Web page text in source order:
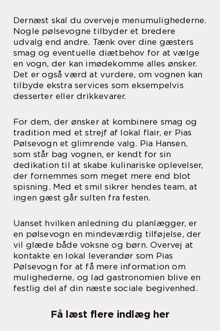
Dernæst skal du overveje menumulighederne.
Nogle pølsevogne tilbyder et bredere
udvalg end andre. Tænk over dine gæsters
smag og eventuelle diætbehov for at vælge
en vogn, der kan imødekomme alles ønsker.
Det er også værd at vurdere, om vognen kan
tilbyde ekstra services som eksempelvis
desserter eller drikkevarer.
For dem, der ønsker at kombinere smag og
tradition med et strejf af lokal flair, er Pias
Pølsevogn et glimrende valg. Pia Hansen,
som står bag vognen, er kendt for sin
dedikation til at skabe kulinariske oplevelser,
der fornemmes som meget mere end blot
spisning. Med et smil sikrer hendes team, at
ingen gæst går sulten fra festen.
Uanset hvilken anledning du planlægger, er
en pølsevogn en mindeværdig tilføjelse, der
vil glæde både voksne og børn. Overvej at
kontakte en lokal leverandør som Pias
Pølsevogn for at få mere information om
mulighederne, og lad gastronomien blive en
festlig del af din næste sociale begivenhed.
Få læst flere indlæg her